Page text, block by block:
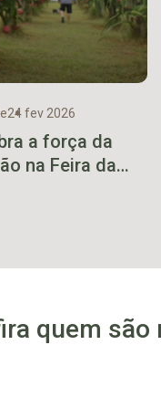
24 fev 2026
a força da
na Feira da
quem